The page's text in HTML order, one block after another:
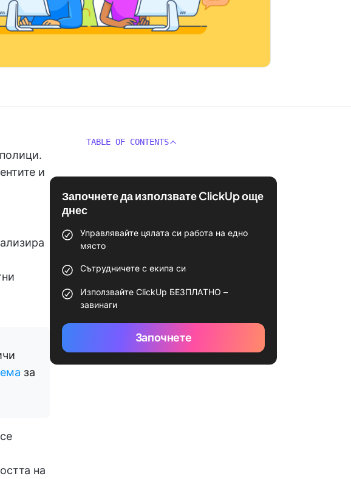
и
за
на
TABLE OF CONTENTS
Започнете да използвате ClickUp още
днес
Управлявайте цялата си работа на едно
място
Сътрудничете с екипа си
Използвайте ClickUp БЕЗПЛАТНО –
завинаги
Започнете